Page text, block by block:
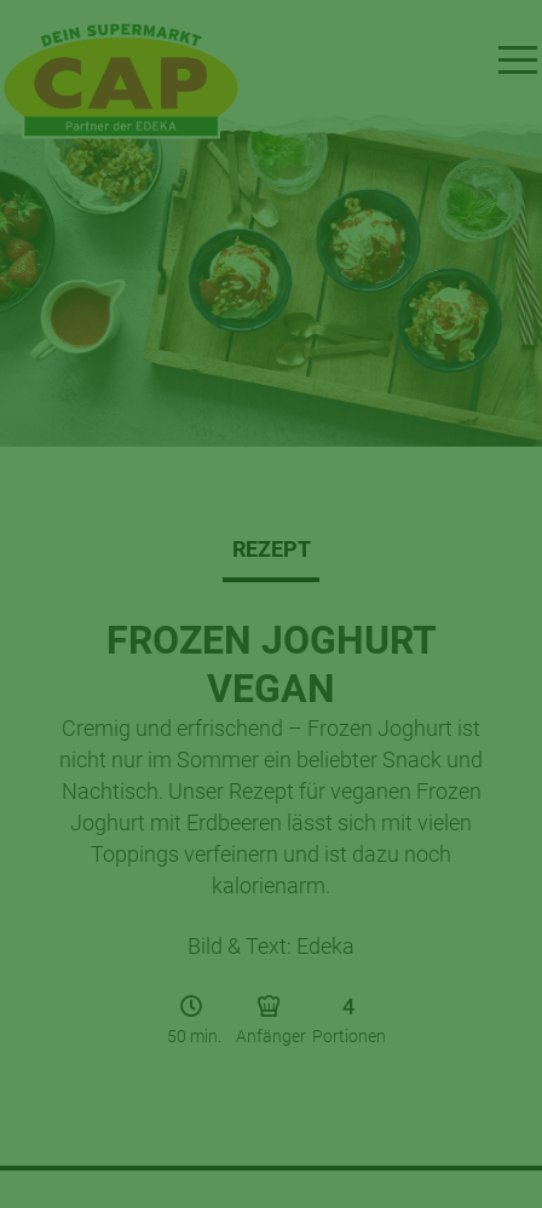
REZEPT
FROZEN JOGHURT
VEGAN
Cremig und erfrischend – Frozen Joghurt ist
nicht nur im Sommer ein beliebter Snack und
Nachtisch. Unser Rezept für veganen Frozen
Joghurt mit Erdbeeren lässt sich mit vielen
Toppings verfeinern und ist dazu noch
kalorienarm.
Bild & Text: Edeka
50 min. Anfänger
4
Portionen